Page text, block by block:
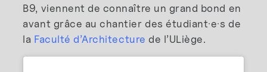
B9, viennent de connaître un grand bond en
avant grâce au chantier des étudiant·e·s de
la Faculté d’Architecture de l’ULiège.